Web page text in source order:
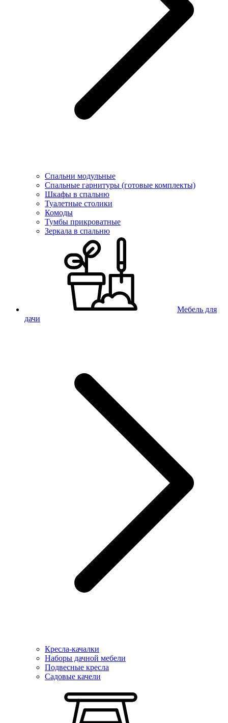
Спальни модульные
Спальные гарнитуры (готовые комплекты)
Шкафы в спальню
Туалетные столики
Комоды
Тумбы прикроватные
Зеркала в спальню
Мебель для
дачи
Кресла-качалки
Наборы дачной мебели
Подвесные кресла
Садовые качели